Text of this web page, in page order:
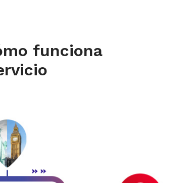
funciona